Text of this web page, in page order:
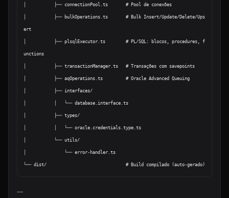
│           ├── connectionPool.ts       # Pool de conexões
│           ├── bulkOperations.ts       # Bulk Insert/Update/Delete/Ups
ert
│           ├── plsqlExecutor.ts        # PL/SQL: blocos, procedures, f
unctions
│           ├── transactionManager.ts   # Transações com savepoints
│           ├── aqOperations.ts         # Oracle Advanced Queuing
│           ├── interfaces/
│           │   └── database.interface.ts
│           ├── types/
│           │   └── oracle.credentials.type.ts
│           └── utils/
│               └── error-handler.ts
—